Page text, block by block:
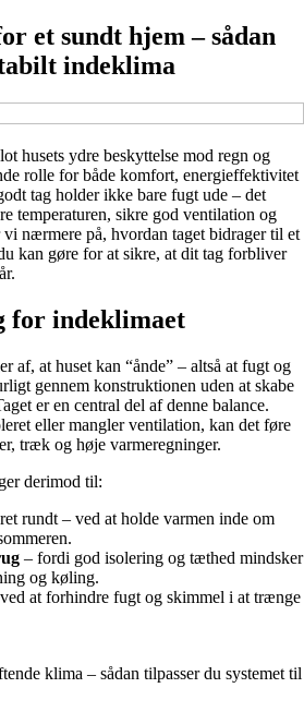
et sundt hjem – sådan
indeklima
husets ydre beskyttelse mod regn og
rolle for både komfort, energieffektivitet
tag holder ikke bare fugt ude – det
temperaturen, sikre god ventilation og
nærmere på, hvordan taget bidrager til et
kan gøre for at sikre, at dit tag forbliver
for indeklimaet
af, at huset kan “ånde” – altså at fugt og
gennem konstruktionen uden at skabe
er en central del af denne balance.
eller mangler ventilation, kan det føre
træk og høje varmeregninger.
derimod til:
rundt – ved at holde varmen inde om
– fordi god isolering og tæthed mindsker
og køling.
at forhindre fugt og skimmel i at trænge
klima – sådan tilpasser du systemet til